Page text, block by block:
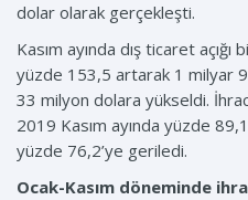
dolar olarak gerçekleşti.
Kasım ayında dış ticaret açığı
yüzde 153,5 artarak 1 milyar
33 milyon dolara yükseldi.
2019 Kasım ayında yüzde
yüzde 76,2’ye geriledi.
Ocak-Kasım döneminde